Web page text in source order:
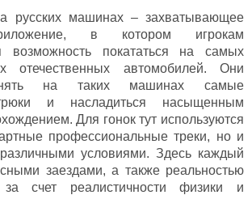
русских машинах – захватывающее
в котором игрокам
возможность покататься на самых
отечественных автомобилей. Они
на таких машинах самые
и насладиться насыщенным
Для гонок тут используются
профессиональные треки, но и
условиями. Здесь каждый
заездами, а также реальностью
за счет реалистичности физики и